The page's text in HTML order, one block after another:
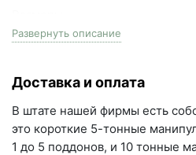
(вывеска "Мир кирпича")
+7 (846) 215-16-16
+7 (993) 993-77-22
Написать в МАКС
172мм x 115мм, 115мм x 115мм,
14.784 м2
Залог за поддоны
Поддон залоговый, 1 штука
Развернуть описание
Доставка и оплата
В штате нашей фирмы есть
это короткие 5-тонные
1 до 5 поддонов, и 10 тонные